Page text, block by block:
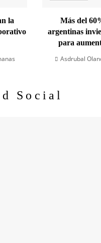
la
Más del
argentinas
para
Asdrubal
Social